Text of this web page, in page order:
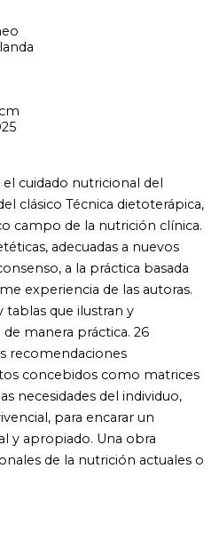
a la práctica basada
de las autoras.
que ilustran y
práctica. 26
como matrices
del individuo,
para encarar un
la nutrición actuales o